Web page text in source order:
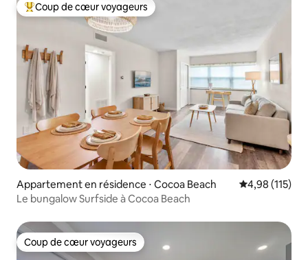
Coups de cœur voyageurs les plus appréciés
Coup de cœur voyageurs
Appartement en résidence ⋅ Cocoa Beach Évaluation
4,98 (115)
Le bungalow Surfside à Cocoa Beach
Coup de cœur voyageurs
Coup de cœur voyageurs